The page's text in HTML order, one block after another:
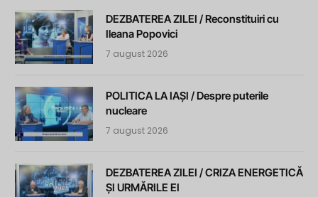
DEZBATEREA ZILEI / Reconstituiri cu
Ileana Popovici
7 august 2026
POLITICA LA IAȘI / Despre puterile
nucleare
7 august 2026
DEZBATEREA ZILEI / CRIZA ENERGETICĂ
ȘI URMĂRILE EI